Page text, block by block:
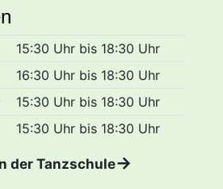
15:30 Uhr bis 18:30 Uhr
16:30 Uhr bis 18:30 Uhr
15:30 Uhr bis 18:30 Uhr
15:30 Uhr bis 18:30 Uhr
der Tanzschule